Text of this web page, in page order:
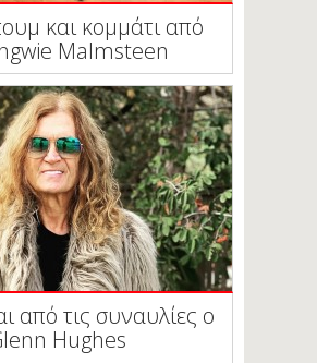
και κομμάτι από
Malmsteen
από τις συναυλίες ο
Hughes